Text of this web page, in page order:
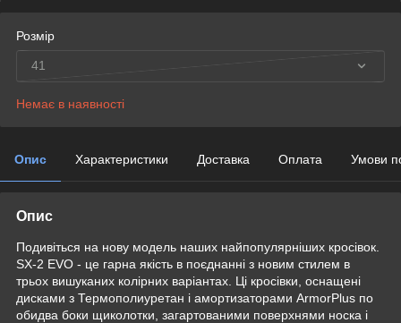
Розмір
41
Немає в наявності
Опис Характеристики Доставка Оплата Умови
Опис
Подивіться на нову модель наших найпопулярніших кросівок.
SX-2 EVO - це гарна якість в поєднанні з новим стилем в
трьох вишуканих колірних варіантах. Ці кросівки, оснащені
дисками з Термополиуретан і амортизаторами ArmorPlus по
обидва боки щиколотки, загартованими поверхнями носка і